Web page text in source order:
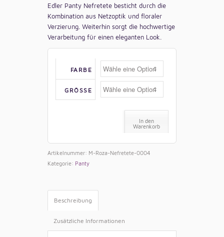
Edler Panty Nefretete besticht durch die
Kombination aus Netzoptik und floraler
Verzierung. Weiterhin sorgt die hochwertige
Verarbeitung für einen eleganten Look.
FARBE
GRÖSSE
In den
Warenkorb
Artikelnummer: M-Roza-Nefretete-0004
Kategorie: Panty
Beschreibung
Zusätzliche Informationen